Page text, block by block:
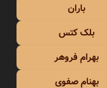
باران
بلک کتس
بهرام فروهر
بهنام صفوی